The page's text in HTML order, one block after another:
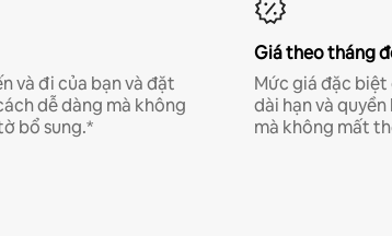
và đi của bạn và đặt
dễ dàng mà không
bổ sung.*
Giá theo tháng
Mức giá đặc
dài hạn và
mà không mất